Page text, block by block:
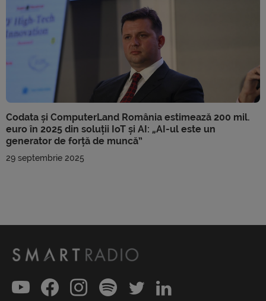
Codata și ComputerLand România estimează 200 mil.
euro în 2025 din soluții IoT și AI: „AI-ul este un
generator de forță de muncă”
29 septembrie 2025